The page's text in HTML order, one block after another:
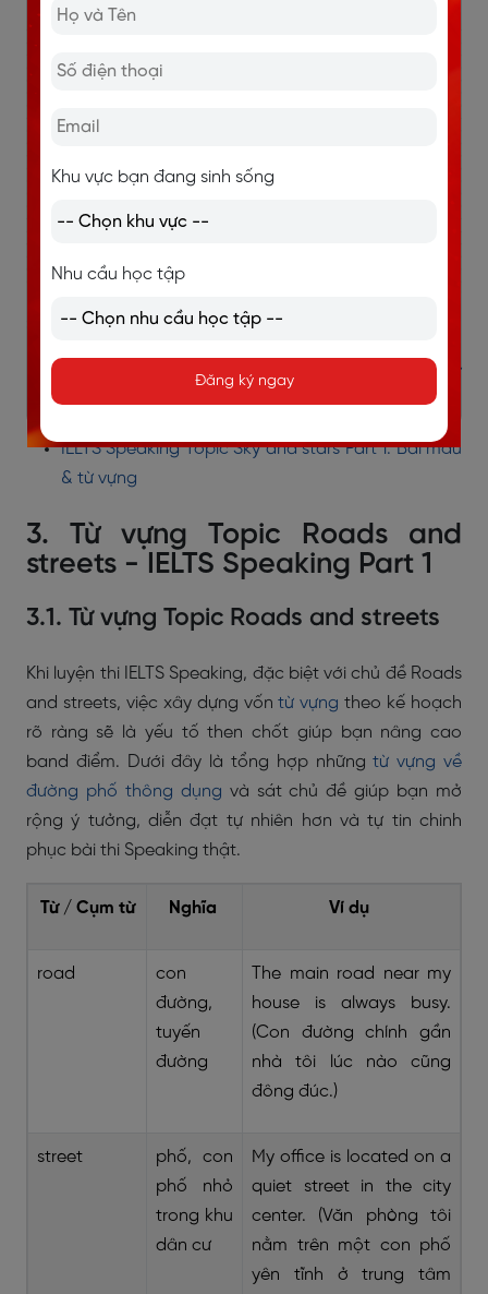
>>> XEM THÊM:
IELTS Speaking Topic Money Part 1: Bài mẫu và từ
vựng Band 7+
IELTS Speaking Topic Sky and stars Part 1: Bài mẫu
& từ vựng
3. Từ vựng Topic Roads and
streets - IELTS Speaking Part 1
3.1. Từ vựng Topic Roads and streets
Khi luyện thi IELTS Speaking, đặc biệt với chủ đề Roads
and streets, việc xây dựng vốntừ vựng theo kế hoạch
rõ ràng sẽ là yếu tố then chốt giúp bạn nâng cao
band điểm. Dưới đây là tổng hợp nhữngtừ vựng về
đường phố thông dụng và sát chủ đề giúp bạn mở
rộng ý tưởng, diễn đạt tự nhiên hơn và tự tin chinh
phục bài thi Speaking thật.
Từ / Cụm từ Nghĩa Ví dụ
road
con
đường,
tuyến
đường
The main road near my
house is always busy.
(Con đường chính gần
nhà tôi lúc nào cũng
đông đúc.)
street
phố, con
phố nhỏ
trong khu
dân cư
My office is located on a
quiet street in the city
center. (Văn phòng tôi
nằm trên một con phố
yên tĩnh ở trung tâm
Khu vực bạn đang sinh sống
Nhu cầu học tập
Đăng ký ngay